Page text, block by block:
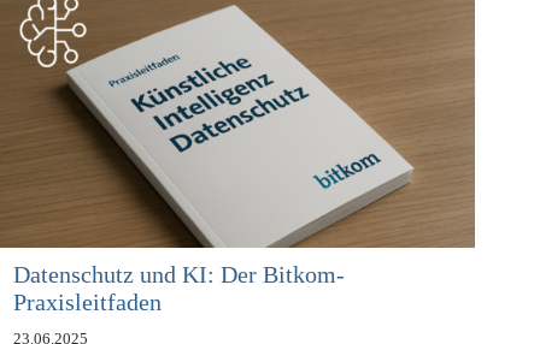
Datenschutz und KI: Der Bitkom-
Praxisleitfaden